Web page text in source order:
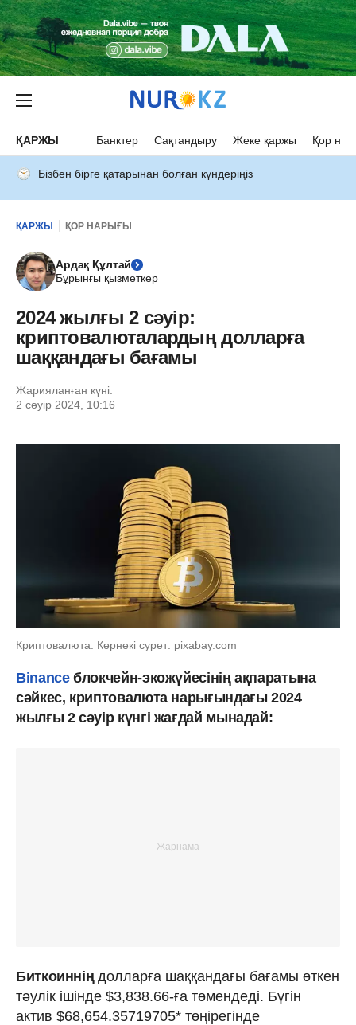
ҚАРЖЫ Банктер Сақтандыру Жеке қаржы Қор
Бізбен бірге қатарынан болған күндеріңіз
ҚАРЖЫ ҚОР НАРЫҒЫ
Ардақ Құлтай
Бұрынғы қызметкер
2024 жылғы 2 сәуір:
криптовалюталардың долларға
шаққандағы бағамы
Жарияланған күні:
2 сәуір 2024, 10:16
Криптовалюта. Көрнекі сурет: pixabay.com
Binanceблокчейн-экожүйесінің ақпаратына
сәйкес, криптовалюта нарығындағы 2024
жылғы 2 сәуір күнгі жағдай мынадай:
Биткоинніңдолларға шаққандағы бағамы өткен
тәулік ішінде $3,838.66-ға төмендеді. Бүгін
актив $68,654.35719705* төңірегінде